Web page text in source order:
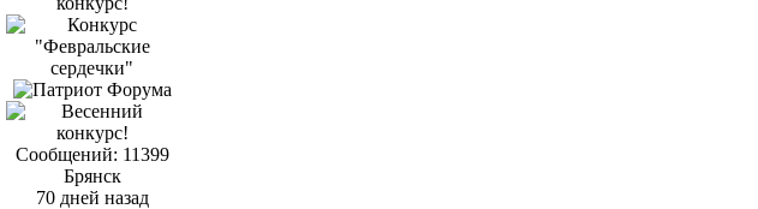
Сообщений: 11399
Брянск
70 дней назад